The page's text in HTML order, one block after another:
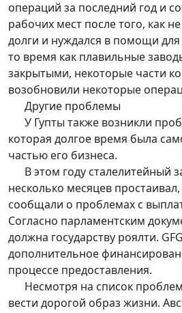
операций за последний год и
рабочих мест после того, как
долги и нуждался в помощи
то время как плавильные
закрытыми, некоторые части
возобновили некоторые
Другие проблемы
У Гупты также возникли
которая долгое время была
частью его бизнеса.
В этом году сталелитейный
несколько месяцев
сообщали о проблемах с
Согласно парламентским
должна государству роялти.
дополнительное
процессе предоставления.
Несмотря на список
вести дорогой образ жизни.